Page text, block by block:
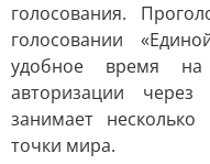
голосования.
голосовании
удобное время
авторизации через
занимает
точки мира.